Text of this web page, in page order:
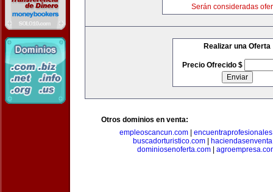
Serán consideradas
Realizar una Oferta
Precio Ofrecido $
Otros dominios en venta:
empleoscancun.com
buscadorturistico.com|
dominiosenoferta.com